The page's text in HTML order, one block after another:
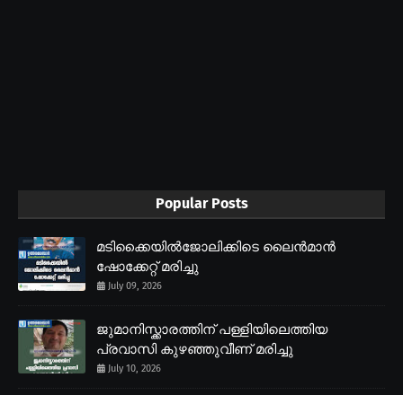
Popular Posts
മടിക്കൈയിൽജോലിക്കിടെ ലൈൻമാൻ
ഷോക്കേറ്റ് മരിച്ചു
July 09, 2026
ജുമാനിസ്ക്കാരത്തിന് പള്ളിയിലെത്തിയ
പ്രവാസി കുഴഞ്ഞുവീണ് മരിച്ചു
July 10, 2026